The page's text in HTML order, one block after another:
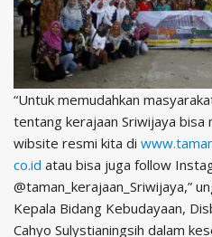
“Untuk memudahkan
tentang kerajaan Sriwijaya bisa
wibsite resmi kita di www.
co.id atau bisa juga follow
@taman_kerajaan_Sriwijaya,”
Kepala Bidang Kebudayaan,
Cahyo Sulystianingsih dalam